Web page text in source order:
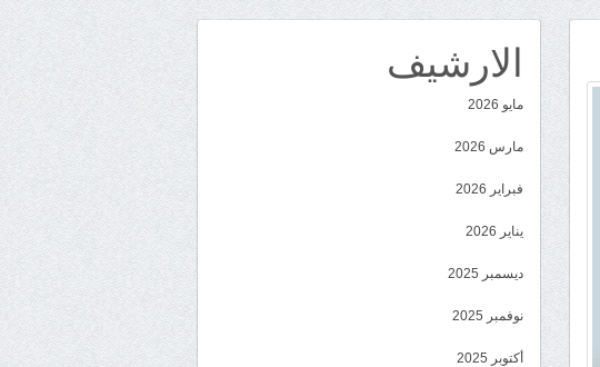
الارشيف
مايو 2026
مارس 2026
فبراير 2026
يناير 2026
ديسمبر 2025
نوفمبر 2025
أكتوبر 2025